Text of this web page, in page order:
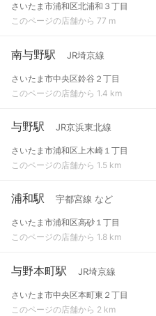
さいたま市浦和区北浦和３丁目
このページの店舗から 77 m
南与野駅 JR埼京線
さいたま市中央区鈴谷２丁目
このページの店舗から 1.4 km
与野駅 JR京浜東北線
さいたま市浦和区上木崎１丁目
このページの店舗から 1.5 km
浦和駅 宇都宮線 など
さいたま市浦和区高砂１丁目
このページの店舗から 1.8 km
与野本町駅 JR埼京線
さいたま市中央区本町東２丁目
このページの店舗から 2 km